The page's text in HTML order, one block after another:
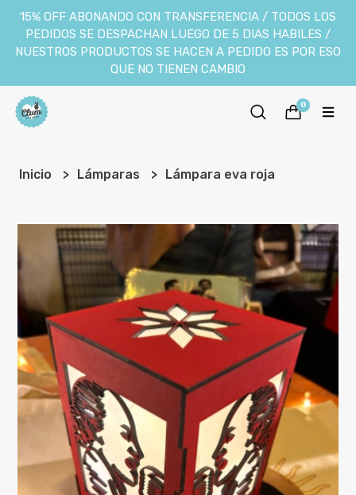
15% OFF ABONANDO CON TRANSFERENCIA / TODOS LOS
PEDIDOS SE DESPACHAN LUEGO DE 5 DIAS HABILES /
NUESTROS PRODUCTOS SE HACEN A PEDIDO ES POR ESO
QUE NO TIENEN CAMBIO
0
Inicio Lámparas Lámpara eva roja